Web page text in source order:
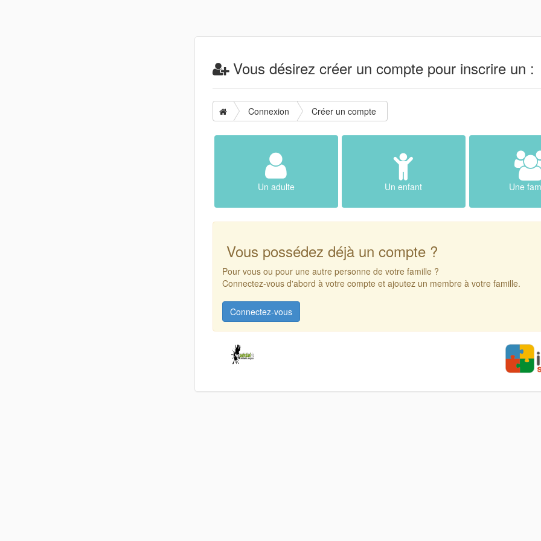
Vous désirez créer un compte pour inscrire un :
Connexion Créer un compte
Un adulte Un enfant Une
Vous possédez déjà un compte ?
Pour vous ou pour une autre personne de votre famille ?
Connectez-vous d'abord à votre compte et ajoutez un membre à votre famille.
Connectez-vous